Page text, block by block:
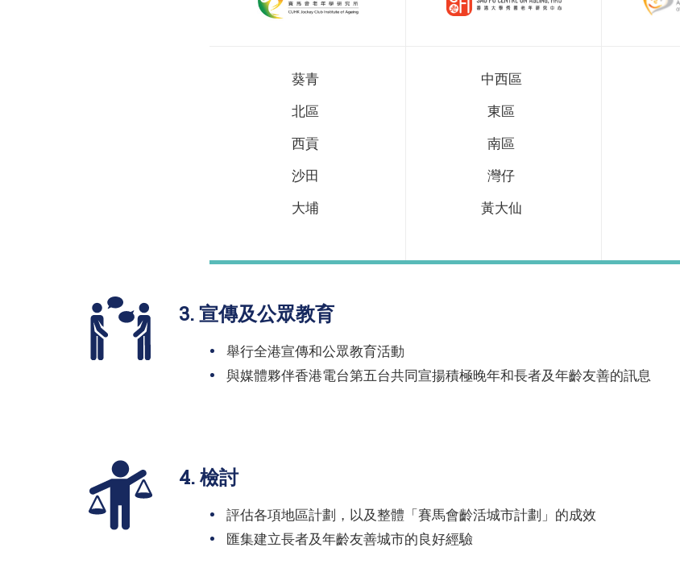
葵青
北區
西貢
沙田
大埔
中西區
東區
南區
灣仔
黃大仙
3. 宣傳及公眾教育
舉行全港宣傳和公眾教育活動
與媒體夥伴香港電台第五台共同宣揚積極晚年和長者及年齡友善的訊息
4. 檢討
評估各項地區計劃，以及整體「賽馬會齡活城市計劃」的成效
匯集建立長者及年齡友善城市的良好經驗